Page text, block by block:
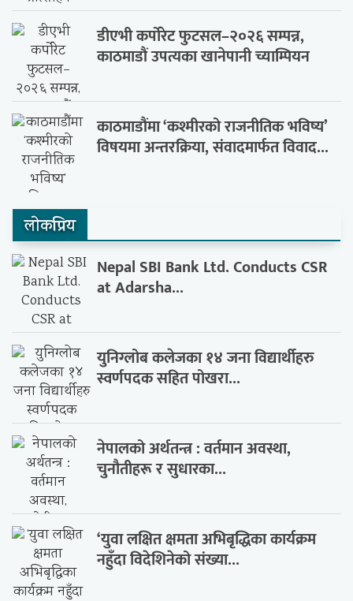
डीएभी कर्पोरेट फुटसल–२०२६ सम्पन्न,
काठमाडौं उपत्यका खानेपानी च्याम्पियन
काठमाडौंमा ‘कश्मीरको राजनीतिक भविष्य’
विषयमा अन्तरक्रिया, संवादमार्फत विवाद...
लाेकप्रिय
Nepal SBI Bank Ltd. Conducts CSR
at Adarsha...
युनिग्लोब कलेजका १४ जना विद्यार्थीहरु
स्वर्णपदक सहित पोखरा...
नेपालको अर्थतन्त्र : वर्तमान अवस्था,
चुनौतीहरू र सुधारका...
‘युवा लक्षित क्षमता अभिबृद्धिका कार्यक्रम
नहुँदा विदेशिनेको संख्या...